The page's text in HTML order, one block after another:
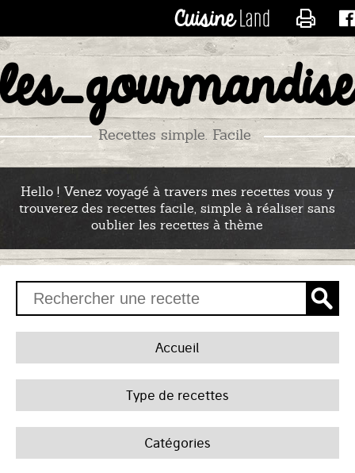
Recettes simple. Facile
Hello ! Venez voyagé à travers mes recettes vous y
trouverez des recettes facile, simple à réaliser sans
oublier les recettes à thème
Accueil
Type de recettes
Catégories
CONTACTER